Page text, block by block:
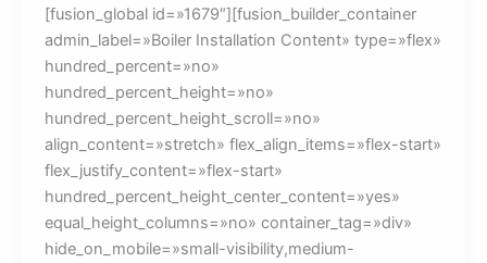
[fusion_global id=»1679″][fusion_builder_container
admin_label=»Boiler Installation Content» type=»flex»
hundred_percent=»no»
hundred_percent_height=»no»
hundred_percent_height_scroll=»no»
align_content=»stretch» flex_align_items=»flex-start»
flex_justify_content=»flex-start»
hundred_percent_height_center_content=»yes»
equal_height_columns=»no» container_tag=»div»
hide_on_mobile=»small-visibility,medium-